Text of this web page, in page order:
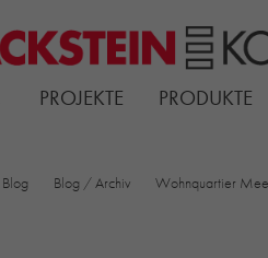
PROJEKTE PRODUKTE
Blog Blog / Archiv Wohnquartier